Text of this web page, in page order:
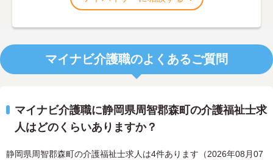
マイナビ介護職のよくあるご質問
マイナビ介護職に静岡県周智郡森町の介護福祉士求
人はどのくらいありますか？
静岡県周智郡森町の介護福祉士求人は4件あります（2026年08月07